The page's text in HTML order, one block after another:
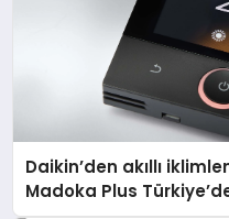
Daikin’den akıllı
Madoka Plus